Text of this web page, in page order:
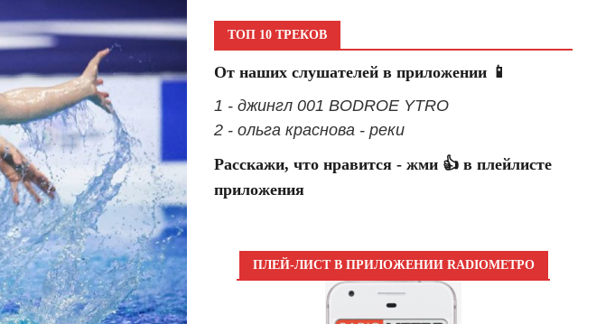
ТОП 10 ТРЕКОВ
От наших слушателей в приложении 📱
1 - джингл 001 BODROE YTRO
2 - ольга краснова - реки
Расскажи, что нравится - жми 👍 в плейлисте
приложения
ПЛЕЙ-ЛИСТ В ПРИЛОЖЕНИИ RADIOМЕТРО